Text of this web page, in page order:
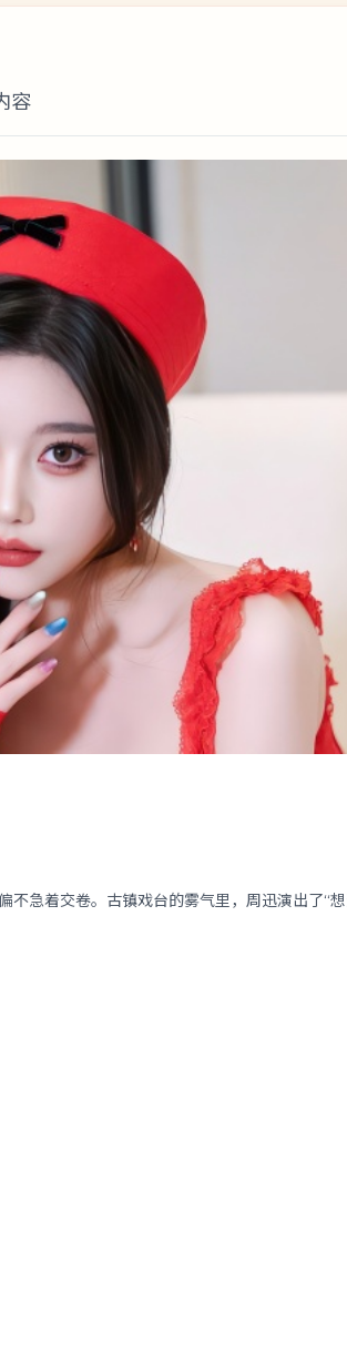
容
不急着交卷。古镇戏台的雾气里，周迅演出了“